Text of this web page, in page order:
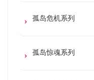
孤岛危机系列
孤岛惊魂系列